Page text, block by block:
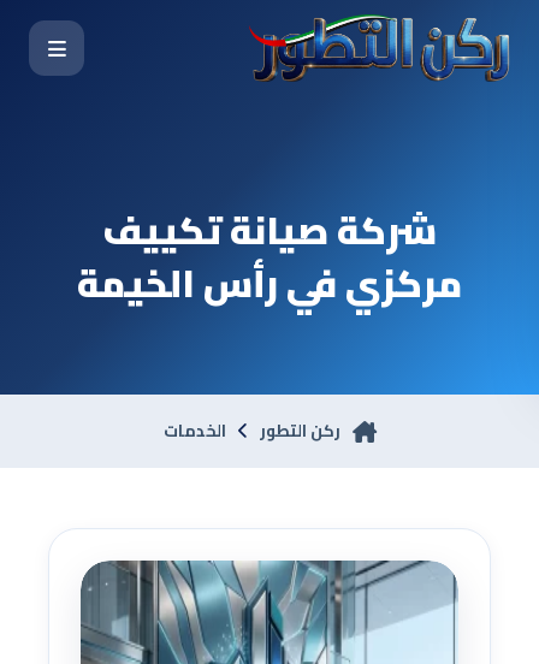
شركة صيانة تكييف
مركزي في رأس الخيمة
ركن التطور الخدمات